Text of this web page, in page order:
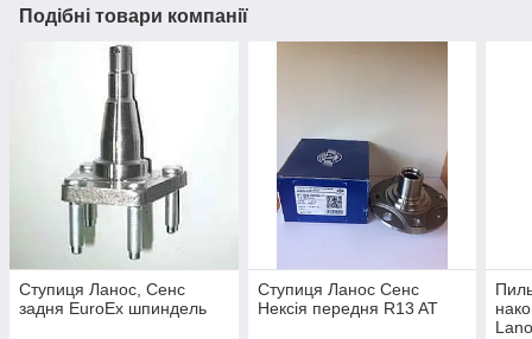
Подібні товари компанії
Ступиця Ланос, Сенс
задня EuroEx шпиндель
Ступиця Ланос Сенс
Нексія передня R13 AT